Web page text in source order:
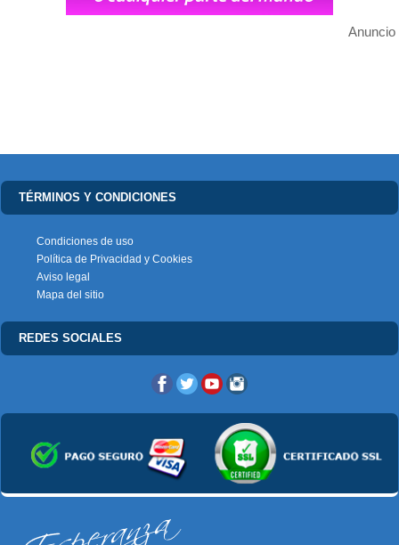
Anuncio
TÉRMINOS Y CONDICIONES
Condiciones de uso
Política de Privacidad y Cookies
Aviso legal
Mapa del sitio
REDES SOCIALES